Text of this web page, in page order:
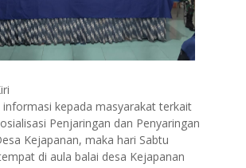
informasi kepada masyarakat terkait
Penjaringan dan Penyaringan
Kejapanan, maka hari Sabtu
di aula balai desa Kejapanan